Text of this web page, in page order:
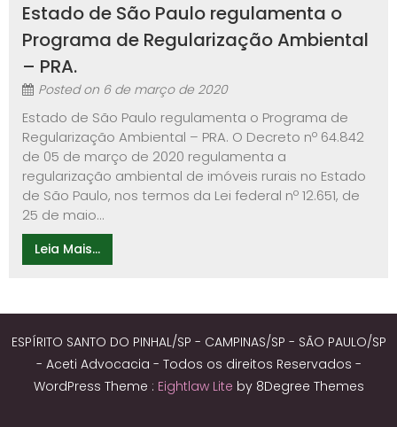
Estado de São Paulo regulamenta o
Programa de Regularização Ambiental
– PRA.
Posted on 6 de março de 2020
Estado de São Paulo regulamenta o Programa de
Regularização Ambiental – PRA. O Decreto nº 64.842
de 05 de março de 2020 regulamenta a
regularização ambiental de imóveis rurais no Estado
de São Paulo, nos termos da Lei federal nº 12.651, de
25 de maio...
Leia Mais...
ESPÍRITO SANTO DO PINHAL/SP - CAMPINAS/SP - SÃO PAULO/SP
- Aceti Advocacia - Todos os direitos Reservados -
WordPress Theme : Eightlaw Lite by 8Degree Themes